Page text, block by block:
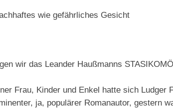
wie gefährliches Gesicht
wir das Leander Haußmanns
Frau, Kinder und Enkel hatte sich
ja, populärer Romanautor, gestern